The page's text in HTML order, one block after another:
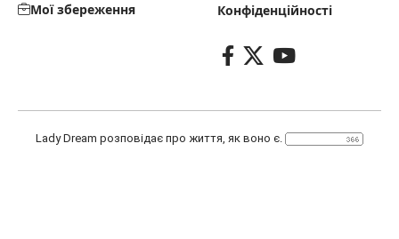
Мої збереження
Конфіденційності
Lady Dream розповідає про життя, як воно є.